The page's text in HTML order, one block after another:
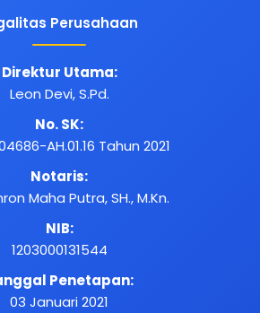
Perusahaan
Direktur Utama:
Leon Devi, S.Pd.
No. SK:
AH.01.16 Tahun 2021
Notaris:
Maha Putra, SH., M.Kn.
NIB:
1203000131544
Penetapan:
03 Januari 2021